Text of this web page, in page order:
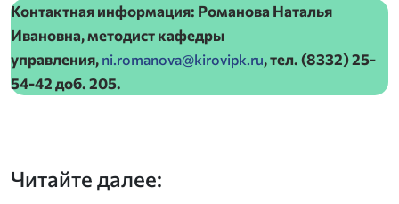
Контактная информация: Романова Наталья
Ивановна,методист кафедры
управления, ni.romanova@kirovipk.ru, тел. (8332) 25-
54-42 доб. 205.
Читайте далее: